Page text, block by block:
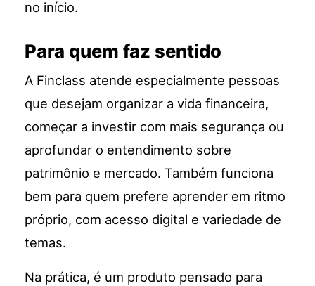
no início.
Para quem faz sentido
A Finclass atende especialmente pessoas
que desejam organizar a vida financeira,
começar a investir com mais segurança ou
aprofundar o entendimento sobre
patrimônio e mercado. Também funciona
bem para quem prefere aprender em ritmo
próprio, com acesso digital e variedade de
temas.
Na prática, é um produto pensado para